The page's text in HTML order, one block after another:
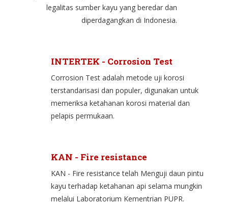
legalitas sumber kayu yang beredar dan
diperdagangkan di Indonesia.
INTERTEK - Corrosion Test
Corrosion Test adalah metode uji korosi
terstandarisasi dan populer, digunakan untuk
memeriksa ketahanan korosi material dan
pelapis permukaan.
KAN - Fire resistance
KAN - Fire resistance telah Menguji daun pintu
kayu terhadap ketahanan api selama mungkin
melalui Laboratorium Kementrian PUPR.